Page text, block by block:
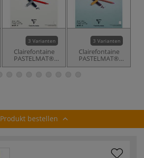
3 Varianten
Clairefontaine
PASTELMAT®
Pastellblock
3 Varianten
Clairefontaine
PASTELMAT®
Pastellblock,
Produkt bestellen